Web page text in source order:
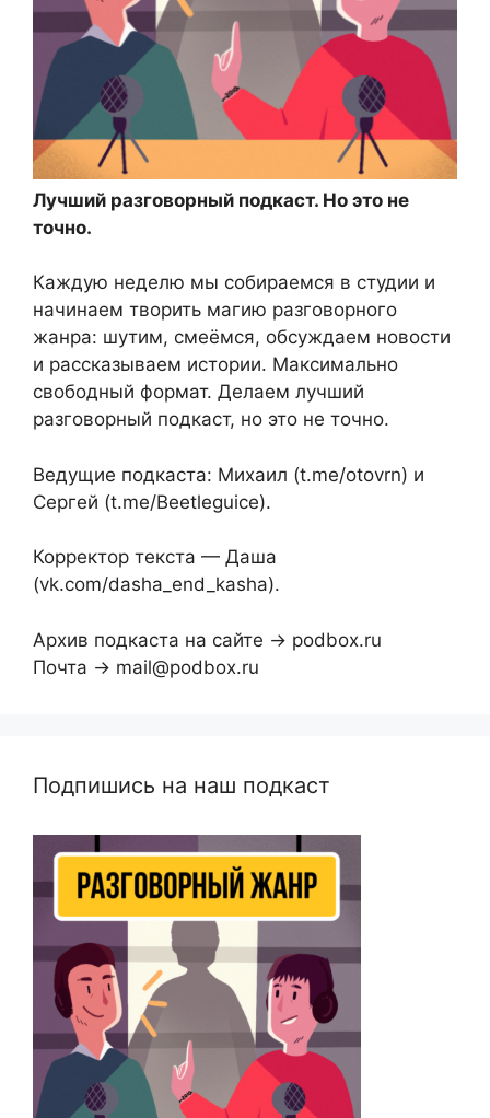
Лучший разговорный подкаст. Но это не
точно.
Каждую неделю мы собираемся в студии и
начинаем творить магию разговорного
жанра: шутим, смеёмся, обсуждаем новости
и рассказываем истории. Максимально
свободный формат. Делаем лучший
разговорный подкаст, но это не точно.
Ведущие подкаста: Михаил (t.me/otovrn) и
Сергей (t.me/Beetleguice).
Корректор текста — Даша
(vk.com/dasha_end_kasha).
Архив подкаста на сайте → podbox.ru
Почта → mail@podbox.ru
Подпишись на наш подкаст